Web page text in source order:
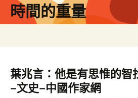
時間的重量
葉兆言：他是有思惟的智
–文史–中國作家網